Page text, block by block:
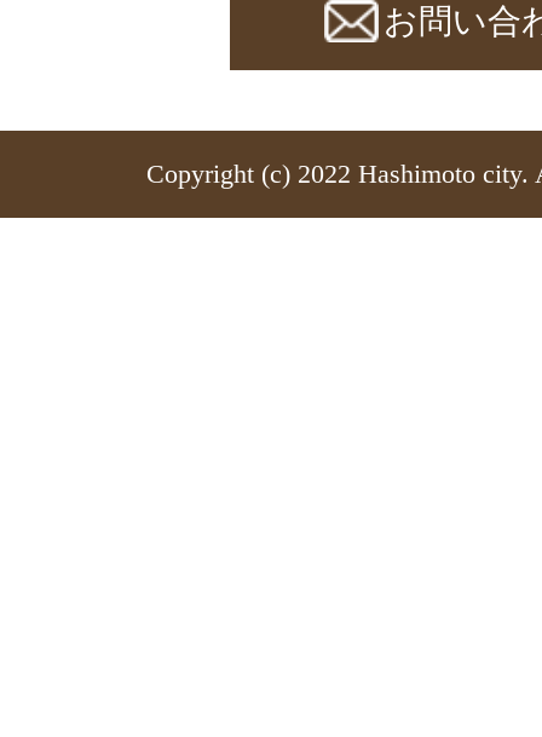
お問い合
Copyright (c) 2022 Hashimoto city.